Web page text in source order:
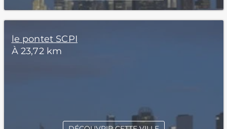
le pontet SCPI
À 23,72 km